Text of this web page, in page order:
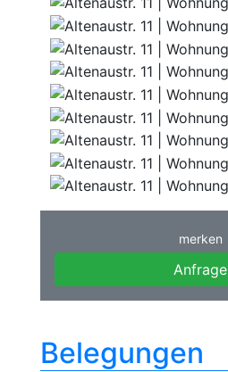
merken
Anfrage
Belegungen